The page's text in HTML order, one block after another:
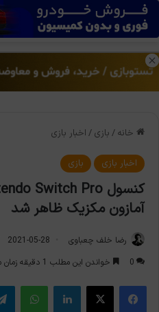
منو
خانه / بازی / اخبار بازی
اخبار بازی بازی
آمازون مکزیک ظاهر شد
رضا خلف چعباوی 2021-05-28
0
خواندن این مطلب 1 دقیقه زمان میبرد
فیس بوک X لینکدین واتس آپ